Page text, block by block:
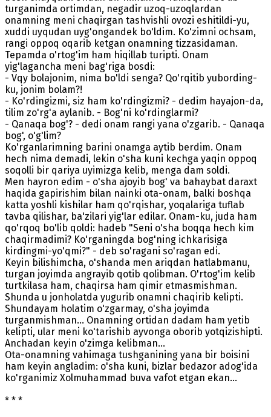
turganimda ortimdan, negadir uzoq-uzoqlardan
onamning meni chaqirgan tashvishli ovozi eshitildi-yu,
xuddi uyqudan uyg'ongandek bo'ldim. Ko'zimni ochsam,
rangi oppoq oqarib ketgan onamning tizzasidaman.
Tepamda o'rtog'im ham hiqillab turipti. Onam
yig'lagancha meni bag'riga bosdi:
- Vqy bolajonim, nima bo'ldi senga? Qo'rqitib yubording-
ku, jonim bolam?!
- Ko'rdingizmi, siz ham ko'rdingizmi? - dedim hayajon-da,
tilim zo'rg'a aylanib. - Bog'ni ko'rdinglarmi?
- Qanaqa bog'? - dedi onam rangi yana o'zgarib. - Qanaqa
bog', o'g'lim?
Ko'rganlarimning barini onamga aytib berdim. Onam
hech nima demadi, lekin o'sha kuni kechga yaqin oppoq
soqolli bir qariya uyimizga kelib, menga dam soldi.
Men hayron edim - o'sha ajoyib bog' va bahaybat daraxt
haqida gapirishim bilan nainki ota-onam, balki boshqa
katta yoshli kishilar ham qo'rqishar, yoqalariga tuflab
tavba qilishar, ba'zilari yig'lar edilar. Onam-ku, juda ham
qo'rqoq bo'lib qoldi: hadeb "Seni o'sha boqqa hech kim
chaqirmadimi? Ko'rganingda bog'ning ichkarisiga
kirdingmi-yo'qmi?" - deb so'ragani so'ragan edi.
Keyin bilishimcha, o'shanda men ariqdan hatlabmanu,
turgan joyimda angrayib qotib qolibman. O'rtog'im kelib
turtkilasa ham, chaqirsa ham qimir etmasmishman.
Shunda u jonholatda yugurib onamni chaqirib kelipti.
Shundayam holatim o'zgarmay, o'sha joyimda
turganmishman... Onamning ortidan dadam ham yetib
kelipti, ular meni ko'tarishib ayvonga oborib yotqizishipti.
Anchadan keyin o'zimga kelibman...
Ota-onamning vahimaga tushganining yana bir boisini
ham keyin angladim: o'sha kuni, bizlar bedazor adog'ida
ko'rganimiz Xolmuhammad buva vafot etgan ekan...
* * *